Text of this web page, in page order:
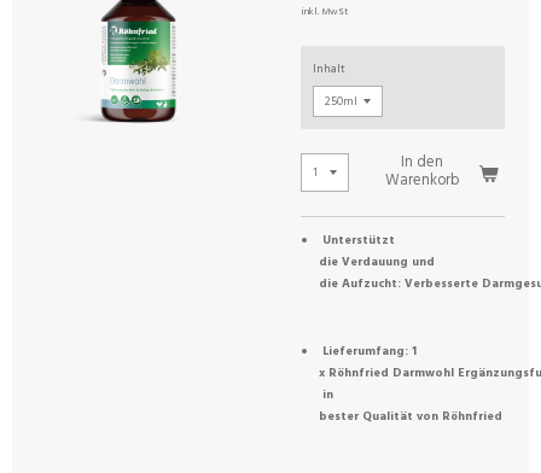
inkl. MwSt
Inhalt
In den
Warenkorb
Unterstützt
die Verdauung und
die Aufzucht: Verbesserte
Lieferumfang: 1
x Röhnfried Darmwohl
in
bester Qualität von Röhnfried